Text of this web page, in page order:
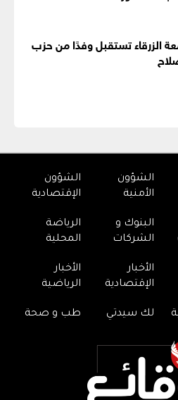
الزرقاء تستقبل وفدًا من حزب
الشؤون
الأمنية
الشؤون
الإقتصادية
البنوك و
الشركات
الرياضة
المحلية
الأخبار
الإقتصادية
الأخبار
الرياضية
لك سيدتي طب و صحة